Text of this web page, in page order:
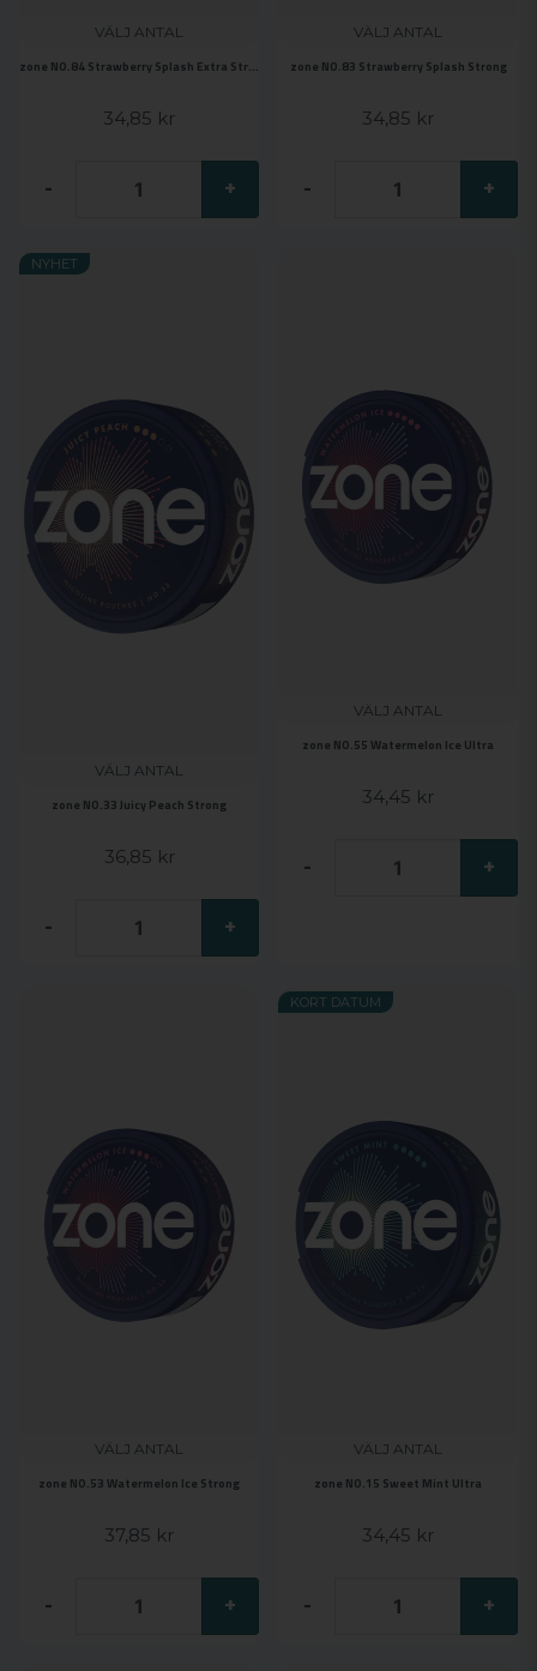
VÄLJ ANTAL
zone NO.84 Strawberry Splash Extra Strong
34,85 kr
- +
VÄLJ ANTAL
zone NO.83 Strawberry Splash Strong
34,85 kr
- +
VÄLJ ANTAL
zone NO.33 Juicy Peach Strong
36,85 kr
- +
NYHET
VÄLJ ANTAL
zone NO.55 Watermelon Ice Ultra
34,45 kr
- +
VÄLJ ANTAL
zone NO.53 Watermelon Ice Strong
37,85 kr
- +
VÄLJ ANTAL
zone NO.15 Sweet Mint Ultra
34,45 kr
- +
KORT DATUM